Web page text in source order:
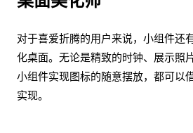
对于喜爱折腾的用户来说，小组件还
化桌面。无论是精致的时钟、展示照
小组件实现图标的随意摆放，都可以
实现。